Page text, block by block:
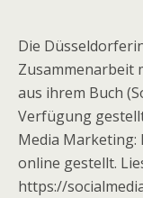
Die
Zusammenarbeit
aus ihrem Buch
Verfügung
Media Marketing:
online gestellt.
https://